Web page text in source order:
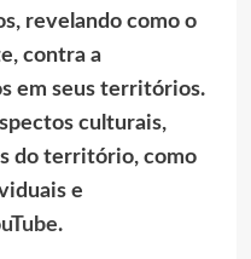
revelando como o
contra a
em seus territórios.
culturais,
do território, como
e
.